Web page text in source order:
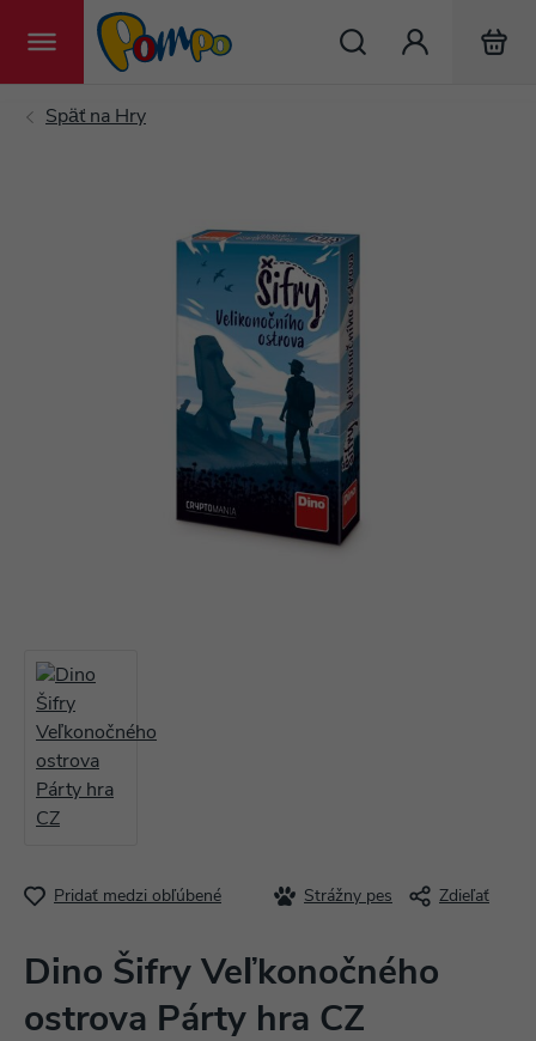
Hľadať
Pridať medzi obľúbené Strážny pes Zdieľať
Dino Šifry Veľkonočného
ostrova Párty hra CZ